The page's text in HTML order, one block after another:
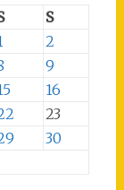
S
2
9
16
23
30